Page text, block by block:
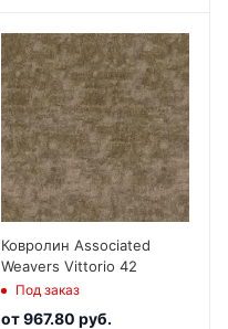
Ковролин Associated
Weavers Vittorio 42
Под заказ
от967.80 руб.